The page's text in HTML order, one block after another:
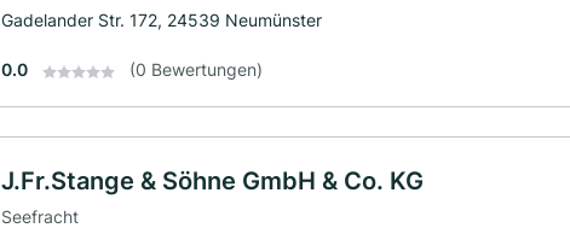
Gadelander Str. 172, 24539 Neumünster
0.0 (0 Bewertungen)
J.Fr.Stange & Söhne GmbH & Co. KG
Seefracht